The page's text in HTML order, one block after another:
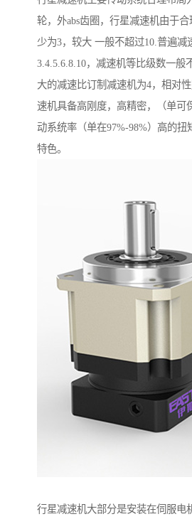
轮，外abs齿圈，行星减速机由于
少为3，较大 一般不超过10.普遍减
3.4.5.6.8.10，减速机等比级数一般
大的减速比订制减速机为4，相对
速机具备高刚度，高精密，（单可
动系统率（单在97%-98%）高的扭
特色。
行星减速机大部分是安装在伺服电